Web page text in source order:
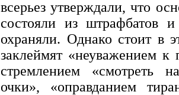
всерьез утверждали, что
состояли из штрафбатов
охраняли. Однако стоит в
заклеймят «неуважением
стремлением «смотреть
очки», «оправданием